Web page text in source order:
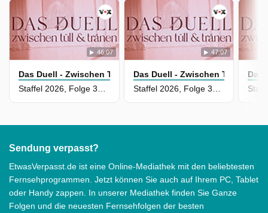
46:07
Das Duell - Zwischen Tüll Und Tränen
47:07
Das Duell - Zwischen Tüll UndDas
Sendung verpasst?
EtwasVerpasst.de ist eine Online-Mediathek mit den beliebtesten
Fernsehprogrammen. Jetzt können Sie auch auf Ihrem PC, Tablet
oder Handy zappen. In unserer Mediathek finden Sie Ganze
Folgen und die neuesten Fernsehfolgen der besten